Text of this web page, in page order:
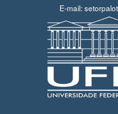
E-mail: